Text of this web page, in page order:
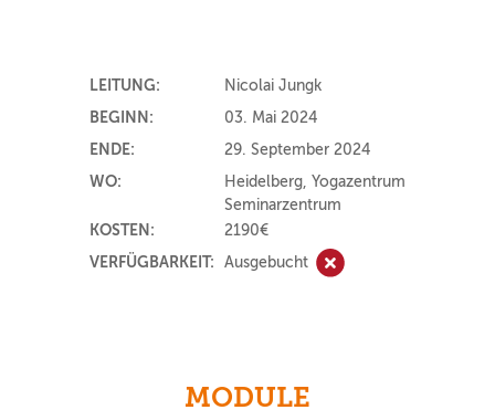
LEITUNG:
Nicolai Jungk
BEGINN:
03. Mai 2024
ENDE:
29. September 2024
WO:
Heidelberg, Yogazentrum
Seminarzentrum
KOSTEN:
2190€
VERFÜGBARKEIT: Ausgebucht
Ausgebucht
MODULE